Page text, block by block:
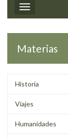
Toggle
Materias
Historia
Viajes
Humanidades